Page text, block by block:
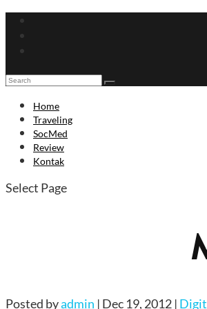
Home
Traveling
SocMed
Review
Kontak
Select Page
Posted byadmin | Dec 19, 2012 |